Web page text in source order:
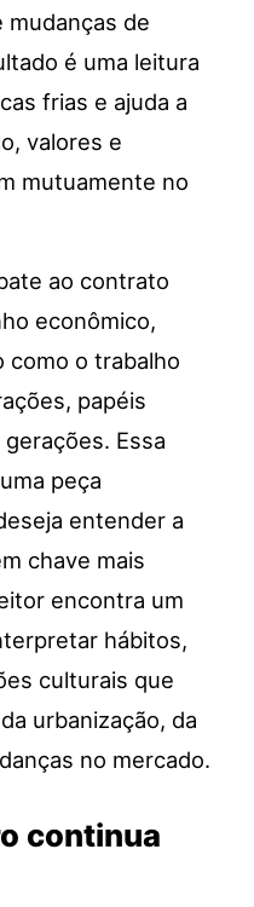
de
é uma leitura
frias e ajuda a
valores e
mutuamente no
ao contrato
econômico,
como o trabalho
papéis
Essa
peça
entender a
chave mais
encontra um
hábitos,
culturais que
urbanização, da
no mercado.
continua